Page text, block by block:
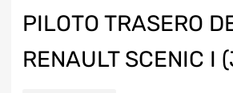
PILOTO TRASERO
RENAULT SCENIC I